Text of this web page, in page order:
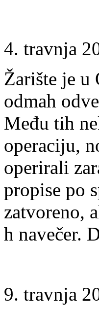
4. travnja
Žarište je
odmah
Među tih
operaciju,
operirali
propise po
zatvoreno,
h navečer.
9. travnja